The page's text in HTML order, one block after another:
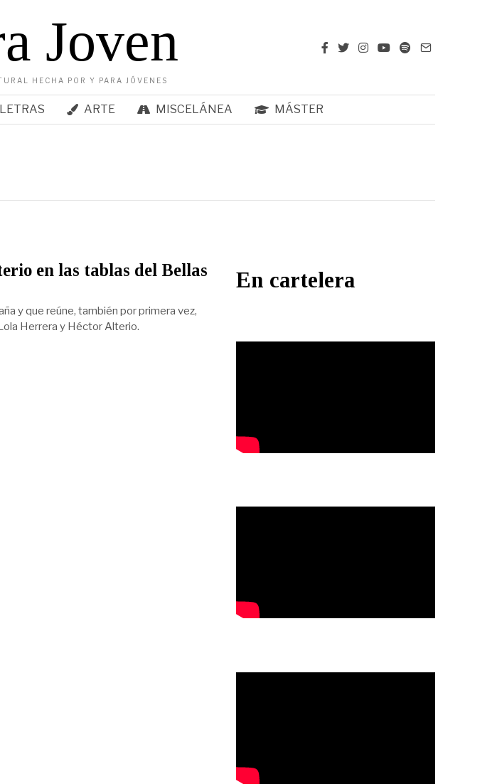
Joven
HECHA POR Y PARA JÓVENES
LETRAS ARTE MISCELÁNEA MÁSTER
en las tablas del Bellas
y que reúne, también por primera vez,
Herrera y Héctor Alterio.
En cartelera